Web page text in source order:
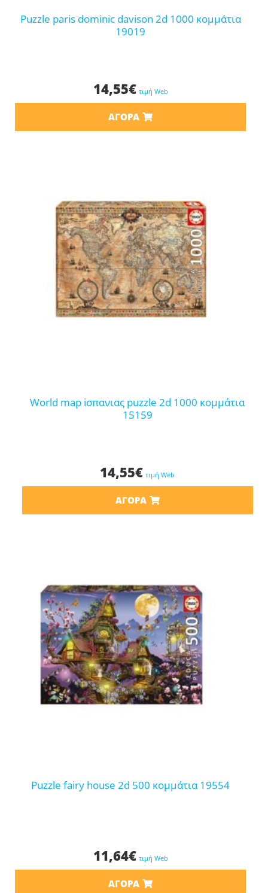
puzzle paris dominic davison 2d 1000 κομμάτια
19019
14,55€ τιμή Web
ΑΓΟΡΆ
world map iσπανιας puzzle 2d 1000 κομμάτια
15159
14,55€ τιμή Web
ΑΓΟΡΆ
puzzle fairy house 2d 500 κομμάτια 19554
11,64€ τιμή Web
ΑΓΟΡΆ